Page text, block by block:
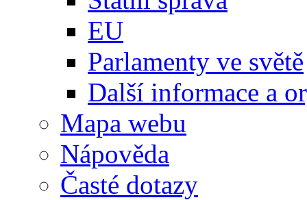
EU
Parlamenty ve světě
Další informace a
Mapa webu
Nápověda
Časté dotazy